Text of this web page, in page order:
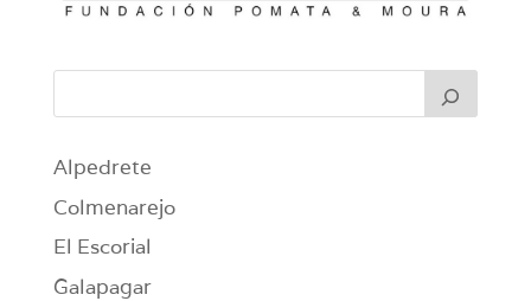
Alpedrete
Colmenarejo
El Escorial
Galapagar